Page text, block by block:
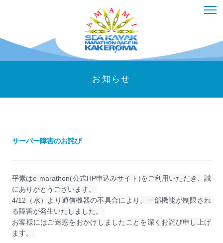
お知らせ
サーバー障害のお詫び
平素はe-marathon(公式HP申込みサイト)をご利用いただき、誠
にありがとうございます。
4/12（水）より通信機器の不具合により、一部機能が制限され
る障害が発生いたしました。
お客様にはご迷惑をおかけしましたことを深くお詫び申し上げ
ます。